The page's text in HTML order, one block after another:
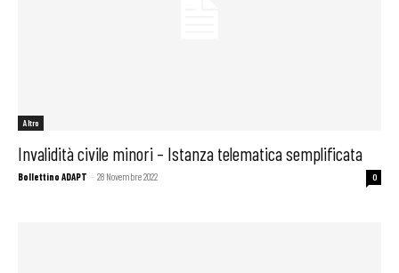
Altro
Invalidità civile minori – Istanza telematica semplificata
Bollettino ADAPT - 28 Novembre 2022 0